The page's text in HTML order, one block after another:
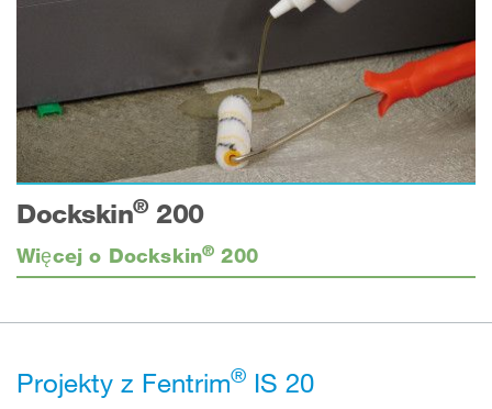
Dockskin®200
Więcej o Dockskin® 200
Projekty z Fentrim® IS 20